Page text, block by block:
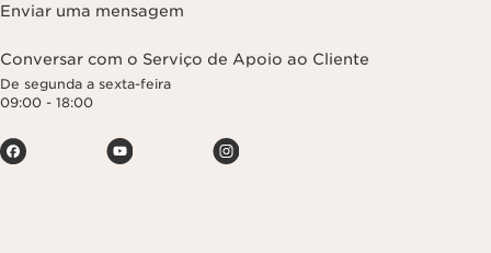
Enviar uma mensagem
Conversar com o Serviço de Apoio ao Cliente
De segunda a sexta-feira
09:00 - 18:00